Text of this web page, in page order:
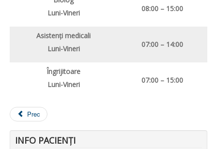
RUTE ACCES
RELAȚIA CU MASS-MEDIA
PURTĂTOR DE CUVÂNT
REGULI ACCES MASS-MEDIA
ORAR AUDIENŢE
HARTĂ SITE
PROGRAMARE ONLINE
Luni-Vineri
08:00 – 15:00
Asistenţi medicali
Luni-Vineri
07:00 – 14:00
Îngrijitoare
Luni-Vineri
07:00 – 15:00
Prec
INFO PACIENŢI